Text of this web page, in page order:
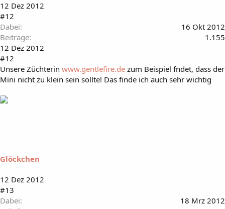
12 Dez 2012
#12
Dabei
16 Okt 2012
Beiträge
1.155
12 Dez 2012
#12
Unsere Züchterin www.gentlefire.de zum Beispiel fndet, dass der
Mini nicht zu klein sein sollte! Das finde ich auch sehr wichtig
Glöckchen
12 Dez 2012
#13
Dabei
18 Mrz 2012